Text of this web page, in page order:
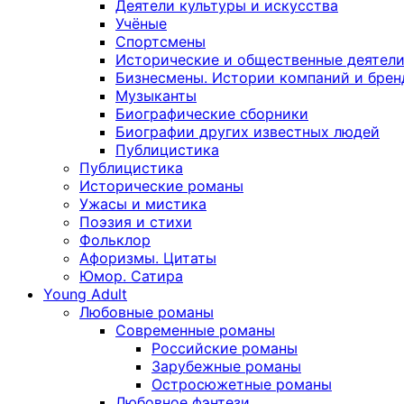
Деятели культуры и искусства
Учёные
Спортсмены
Исторические и общественные деятели
Бизнесмены. Истории компаний и
Музыканты
Биографические сборники
Биографии других известных людей
Публицистика
Публицистика
Исторические романы
Ужасы и мистика
Поэзия и стихи
Фольклор
Афоризмы. Цитаты
Юмор. Сатира
Young Adult
Любовные романы
Современные романы
Российские романы
Зарубежные романы
Остросюжетные романы